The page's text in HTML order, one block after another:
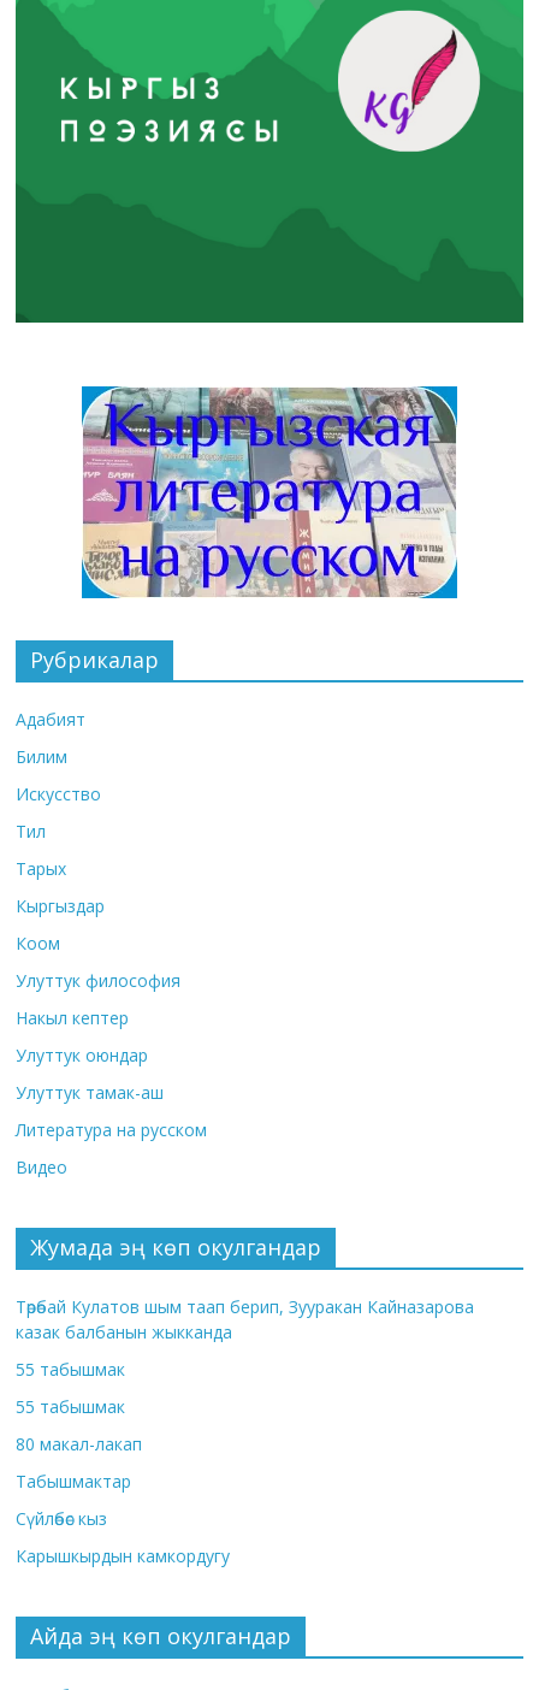
Рубрикалар
Адабият
Билим
Искусство
Тил
Тарых
Кыргыздар
Коом
Улуттук философия
Накыл кептер
Улуттук оюндар
Улуттук тамак-аш
Литература на русском
Видео
Жумада эң көп окулгандар
Төрөбай Кулатов шым таап берип, Зууракан Кайназарова
казак балбанын жыкканда
55 табышмак
55 табышмак
80 макал-лакап
Табышмактар
Сүйлөбөс кыз
Карышкырдын камкордугу
Айда эң көп окулгандар